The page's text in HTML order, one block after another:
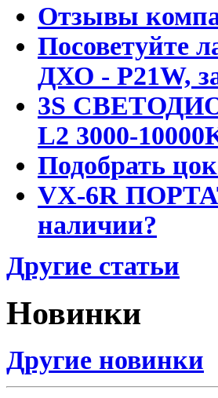
Отзывы
Посоветуйте
ДХО - P21W,
3S
L2 3000-
Подобрать
VX-6R
наличии?
Другие статьи
Новинки
Другие новинки